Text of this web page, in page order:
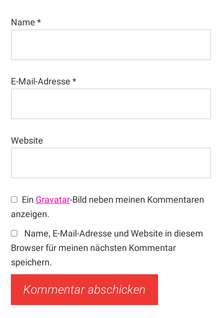
Name*
E-Mail-Adresse*
Website
Ein Gravatar-Bild neben meinen Kommentaren
anzeigen.
Name, E-Mail-Adresse und Website in diesem
Browser für meinen nächsten Kommentar
speichern.